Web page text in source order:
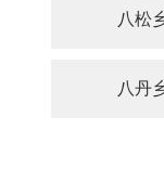
八松
八丹